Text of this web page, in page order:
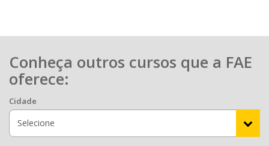
Conheça outros cursos que a FAE
oferece:
Cidade